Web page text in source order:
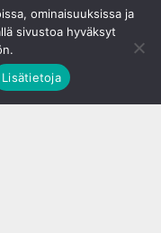
ominaisuuksissa ja
sivustoa hyväksyt
Lisätietoja